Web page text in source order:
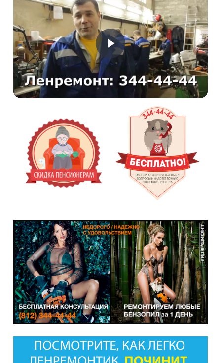
Воспроизвести
Видео